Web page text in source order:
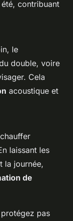
été, contribuant
le
double, voire
Cela
acoustique et
laissant les
la journée,
de
pas